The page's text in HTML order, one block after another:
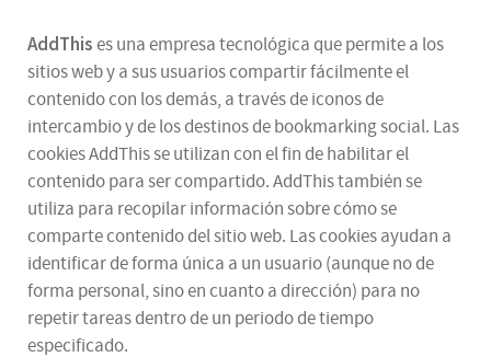
AddThises una empresa tecnológica que permite a los
sitios web y a sus usuarios compartir fácilmente el
contenido con los demás, a través de iconos de
intercambio y de los destinos de bookmarking social. Las
cookies AddThis se utilizan con el fin de habilitar el
contenido para ser compartido. AddThis también se
utiliza para recopilar información sobre cómo se
comparte contenido del sitio web. Las cookies ayudan a
identificar de forma única a un usuario (aunque no de
forma personal, sino en cuanto a dirección) para no
repetir tareas dentro de un periodo de tiempo
especificado.